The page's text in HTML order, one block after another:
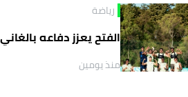
رياضة
الفتح يعزز دفاعه
منذ يومين